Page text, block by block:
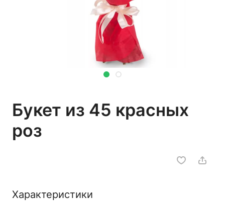
Букет из 45 красных
роз
Характеристики